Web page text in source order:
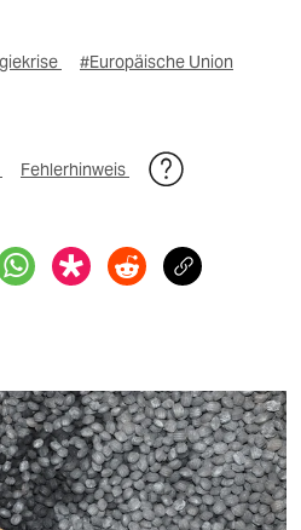
#Europäische Union
Fehlerhinweis